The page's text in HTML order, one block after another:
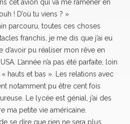
cet avion qui va me ramener en
! D’où tu viens ? »
parcouru, toutes ces choses
franchis, je me dis que j’ai eu
d’avoir pu réaliser mon rêve en
L’année n’a pas été parfaite, loin
hauts et bas ». Les relations avec
notamment pu être cent fois
Le lycée est génial, j’ai des
ma petite vie américaine.
se dire que rien ne sera plus